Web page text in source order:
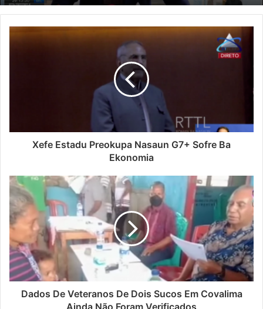
Xefe Estadu Preokupa Nasaun G7+ Sofre Ba
Ekonomia
Dados De Veteranos De Dois Sucos Em Covalima